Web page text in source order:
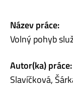
Název práce:
Volný pohyb
Autor(ka) práce:
Slavíčková,